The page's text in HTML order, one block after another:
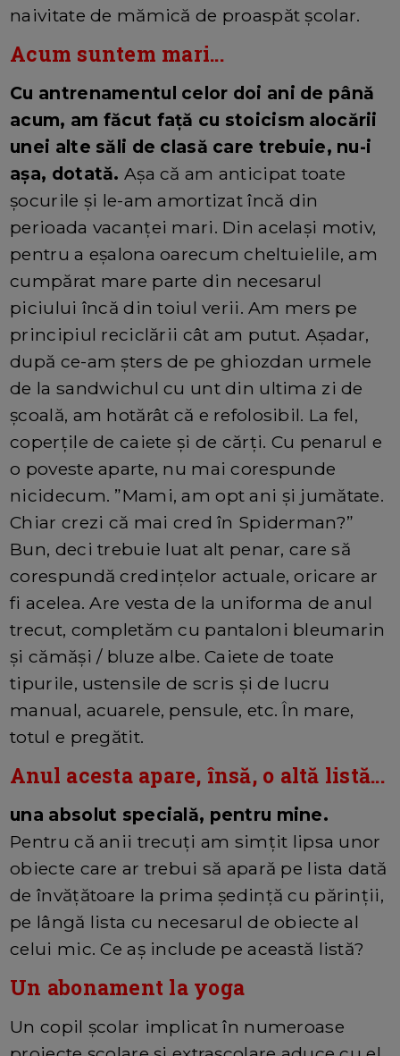
naivitate de mămică de proaspăt școlar.
Acum suntem mari...
Cu antrenamentul celor doi ani de până
acum, am făcut față cu stoicism alocării
unei alte săli de clasă care trebuie, nu-i
așa, dotată. Așa că am anticipat toate
șocurile și le-am amortizat încă din
perioada vacanței mari. Din același motiv,
pentru a eșalona oarecum cheltuielile, am
cumpărat mare parte din necesarul
piciului încă din toiul verii. Am mers pe
principiul reciclării cât am putut. Așadar,
după ce-am șters de pe ghiozdan urmele
de la sandwichul cu unt din ultima zi de
școală, am hotărât că e refolosibil. La fel,
coperțile de caiete și de cărți. Cu penarul e
o poveste aparte, nu mai corespunde
nicidecum. ”Mami, am opt ani și jumătate.
Chiar crezi că mai cred în Spiderman?”
Bun, deci trebuie luat alt penar, care să
corespundă credințelor actuale, oricare ar
fi acelea. Are vesta de la uniforma de anul
trecut, completăm cu pantaloni bleumarin
și cămăși / bluze albe. Caiete de toate
tipurile, ustensile de scris și de lucru
manual, acuarele, pensule, etc. În mare,
totul e pregătit.
Anul acesta apare, însă, o altă listă...
una absolut specială, pentru mine.
Pentru că anii trecuți am simțit lipsa unor
obiecte care ar trebui să apară pe lista dată
de învățătoare la prima ședință cu părinții,
pe lângă lista cu necesarul de obiecte al
celui mic. Ce aș include pe această listă?
Un abonament la yoga
Un copil școlar implicat în numeroase